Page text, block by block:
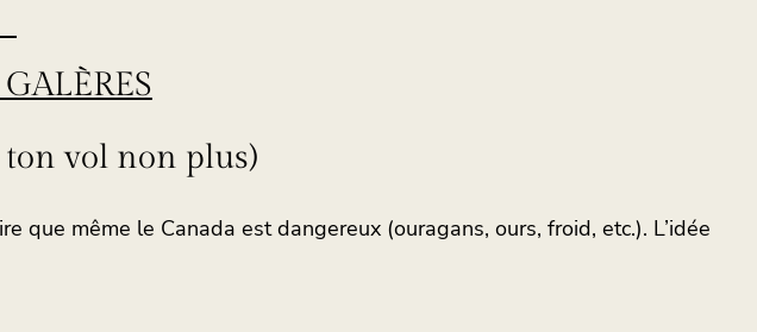
vol non plus)
que même le Canada est dangereux (ouragans, ours, froid, etc.). L’idée